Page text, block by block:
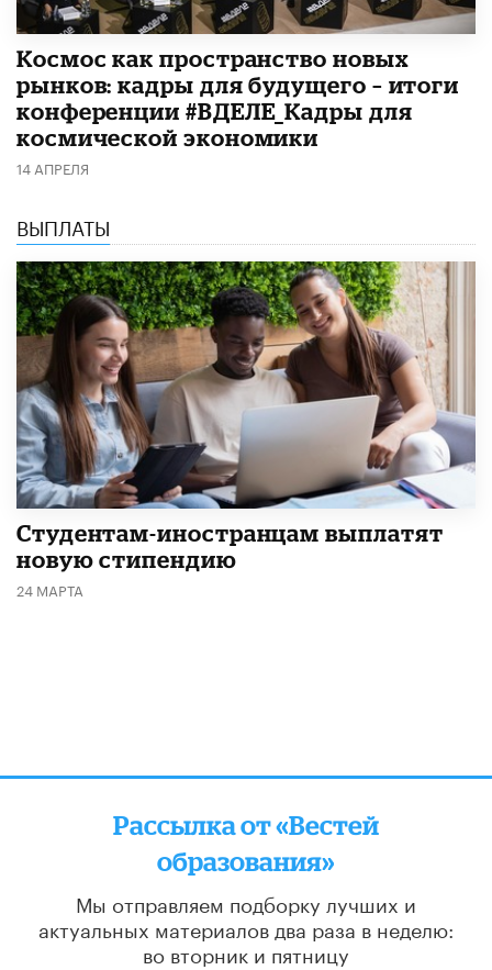
Космос как пространство новых
рынков: кадры для будущего – итоги
конференции #ВДЕЛЕ_Кадры для
космической экономики
14 АПРЕЛЯ
ВЫПЛАТЫ
Студентам-иностранцам выплатят
новую стипендию
24 МАРТА
Рассылка от «Вестей
образования»
Мы отправляем подборку лучших и
актуальных материалов два раза в неделю:
во вторник и пятницу